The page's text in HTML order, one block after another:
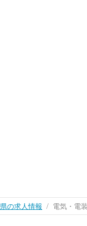
の求人情報 電気・電